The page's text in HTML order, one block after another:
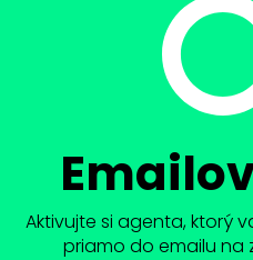
Aktivujte si agenta, ktorý
priamo do emailu na